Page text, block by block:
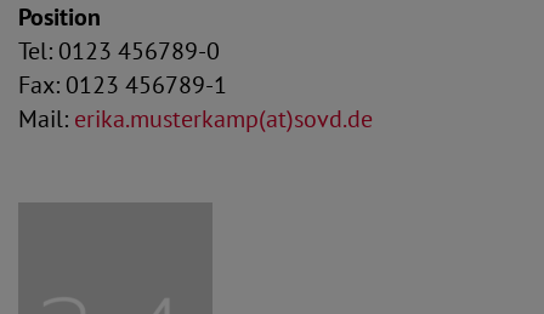
Position
Tel: 0123 456789-0
Fax: 0123 456789-1
Mail: erika.musterkamp(at)sovd.de